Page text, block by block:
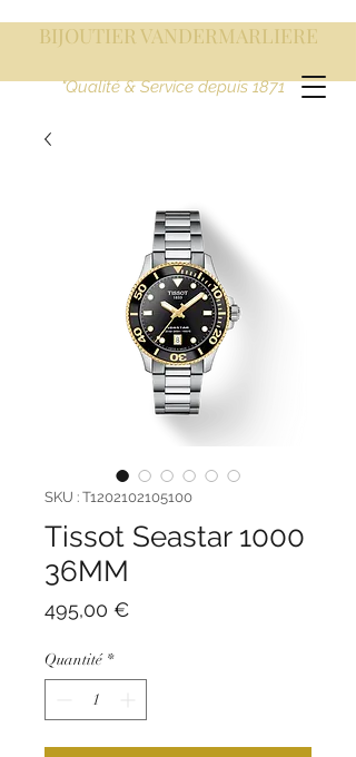
BIJOUTIER VANDERMARLIERE
"Qualité & Service depuis 1871
SKU : T1202102105100
Tissot Seastar 1000
36MM
495,00 €Prix
Quantité *